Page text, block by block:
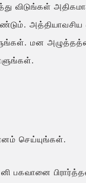
விடுங்கள்
மன
செய்யுங்கள்.
பகவானை